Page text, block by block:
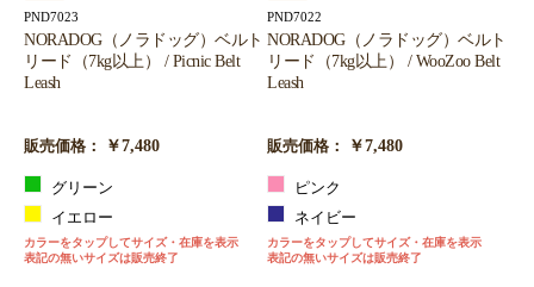
PND7023
NORADOG（ノラドッグ）ベルト
リード（7kg以上） / Picnic Belt
Leash
販売価格： ￥7,480
グリーン
イエロー
カラーをタップしてサイズ・在庫を表示
表記の無いサイズは販売終了
PND7022
NORADOG（ノラドッグ）ベルト
リード（7kg以上） / WooZoo Belt
Leash
販売価格： ￥7,480
ピンク
ネイビー
カラーをタップしてサイズ・在庫を表示
表記の無いサイズは販売終了